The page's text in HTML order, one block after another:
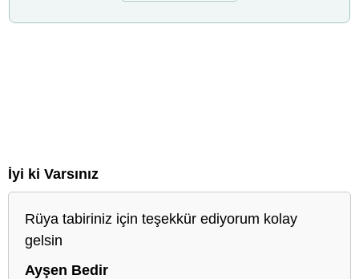
İyi ki Varsınız
Rüya tabiriniz için teşekkür ediyorum kolay
gelsin
Ayşen Bedir